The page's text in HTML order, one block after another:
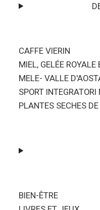
CAFFE VIERIN
MIEL, GELÉE ROYALE
MELE- VALLE
SPORT
PLANTES SECHES DE
BIEN-ÊTRE